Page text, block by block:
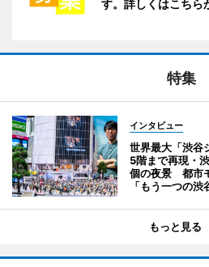
す。詳しくはこちら
特集
インタビュー
世界最大「渋
5階まで再現・
個の夜景 都市
「もう一つの渋
もっと見る